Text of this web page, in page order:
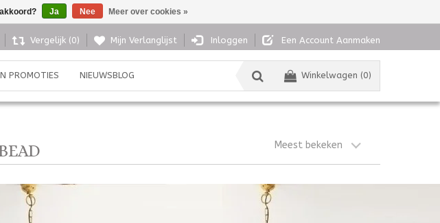
Vergelijk (0) Mijn Verlanglijst Inloggen Een Account Aanmaken
Winkelwagen (0)
PROMOTIES NIEUWSBLOG
Meest bekeken
Ja Nee Meer over cookies »